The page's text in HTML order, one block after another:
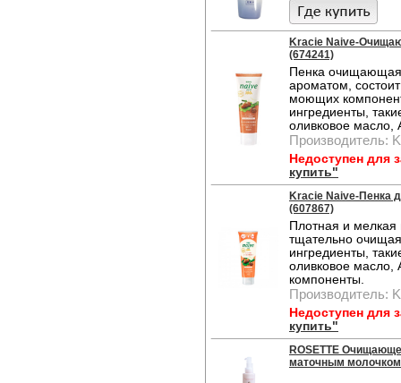
Kracie Naive-
(674241)
Пенка
ароматом,
моющих
ингредиенты,
оливковое масло,
Производитель:
Недоступен для
купить"
Kracie Naive-Пенка
(607867)
Плотная и мелкая
тщательно очищая
ингредиенты,
оливковое масло,
компоненты.
Производитель:
Недоступен для
купить"
ROSETTE
маточным молочком